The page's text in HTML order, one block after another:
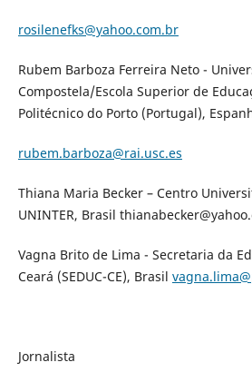
rosilenefks@yahoo.com.br
Rubem Barboza Ferreira Neto -
Compostela/Escola Superior de
Politécnico do Porto (Portugal),
rubem.barboza@rai.usc.es
Thiana Maria Becker – Centro
UNINTER, Brasil
Vagna Brito de Lima - Secretaria da
Ceará (SEDUC-CE), Brasil
Jornalista